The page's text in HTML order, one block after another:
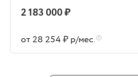
2 183 000 ₽
от 28 254 ₽ р/мес.